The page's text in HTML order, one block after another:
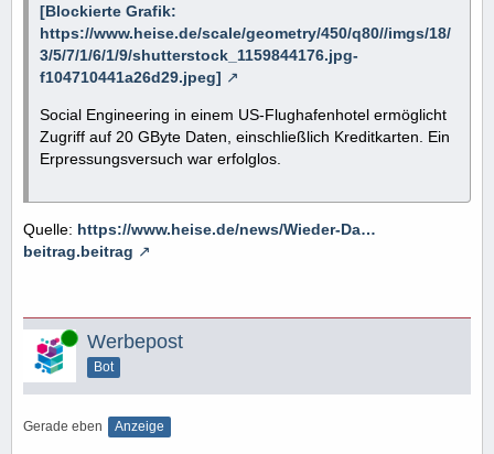
[Blockierte Grafik:
https://www.heise.de/scale/geometry/450/q80//imgs/18/
3/5/7/1/6/1/9/shutterstock_1159844176.jpg-
f104710441a26d29.jpeg]
Social Engineering in einem US-Flughafenhotel ermöglicht
Zugriff auf 20 GByte Daten, einschließlich Kreditkarten. Ein
Erpressungsversuch war erfolglos.
Quelle: https://www.heise.de/news/Wieder-Da…
beitrag.beitrag
Online Werbepost
Bot
Gerade eben Anzeige